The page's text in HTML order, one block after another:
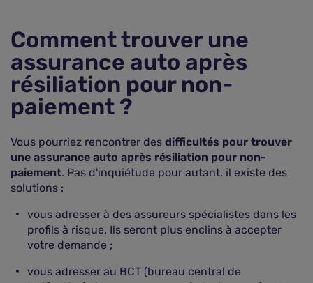
Comment trouver une
assurance auto après
résiliation pour non-
paiement ?
Vous pourriez rencontrer des difficultés pour trouver
une assurance auto après résiliation pour non-
paiement. Pas d'inquiétude pour autant, il existe des
solutions :
vous adresser à des assureurs spécialistes dans les
profils à risque. Ils seront plus enclins à accepter
votre demande ;
vous adresser au BCT (bureau central de